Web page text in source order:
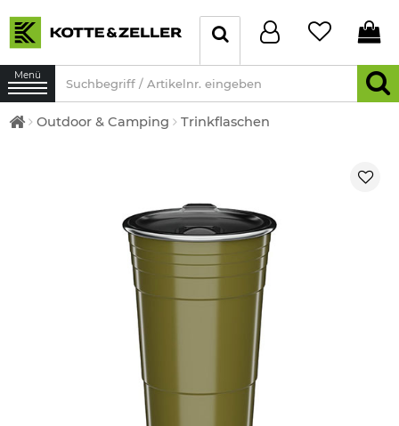
Menü
Outdoor & Camping Trinkflaschen